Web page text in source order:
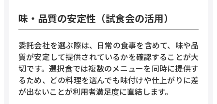
味・品質の安定性（試食会の活用）
委託会社を選ぶ際は、日常の食事を含めて、味や品
質が安定して提供されているかを確認することが大
切です。選択食では複数のメニューを同時に提供す
るため、どの料理を選んでも味付けや仕上がりに差
が出ないことが利用者満足度に直結します。